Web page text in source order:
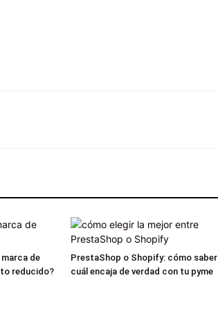
de
reducido?
PrestaShop o Shopify: cómo saber
cuál encaja de verdad con tu pyme